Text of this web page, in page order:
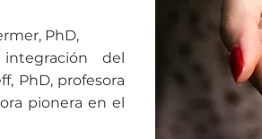
PhD,
del
PhD, profesora
pionera en el